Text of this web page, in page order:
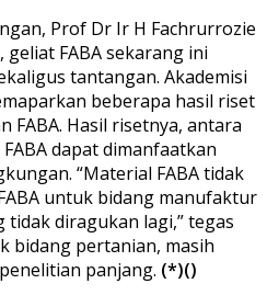
Prof Dr Ir H Fachrurrozie
geliat FABA sekarang ini
tantangan. Akademisi
beberapa hasil riset
FABA. Hasil risetnya, antara
dapat dimanfaatkan
“Material FABA tidak
untuk bidang manufaktur
diragukan lagi,” tegas
bidang pertanian, masih
panjang. (*)()